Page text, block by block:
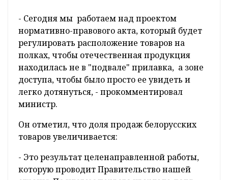
- Сегодня мы работаем над проектом
нормативно-правового акта, который будет
регулировать расположение товаров на
полках, чтобы отечественная продукция
находилась не в "подвале" прилавка, а зоне
доступа, чтобы было просто ее увидеть и
легко дотянуться, - прокомментировал
министр.
Он отметил, что доля продаж белорусских
товаров увеличивается:
- Это результат целенаправленной работы,
которую проводит Правительство нашей